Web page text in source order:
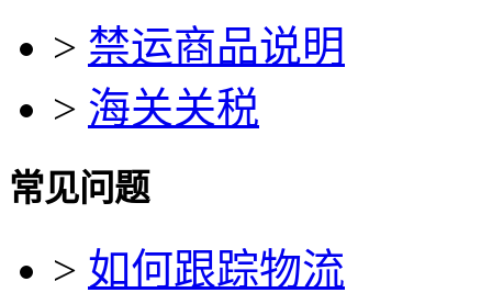
> 禁运商品说明
> 海关关税
常见问题
> 如何跟踪物流